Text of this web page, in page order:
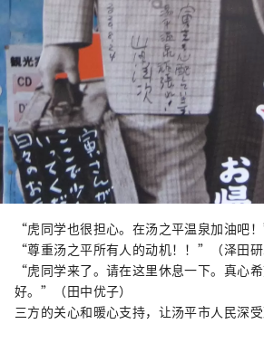
“虎同学也很担心。在汤之平温泉加油吧
“尊重汤之平所有人的动机！！”（泽田研
“虎同学来了。请在这里休息一下。真心
好。”（田中优子）
三方的关心和暖心支持，让汤平市人民深受